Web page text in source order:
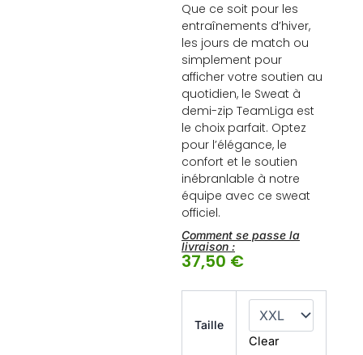
Que ce soit pour les
entraînements d’hiver,
les jours de match ou
simplement pour
afficher votre soutien au
quotidien, le Sweat à
demi-zip TeamLiga est
le choix parfait. Optez
pour l’élégance, le
confort et le soutien
inébranlable à notre
équipe avec ce sweat
officiel.
Comment se passe la
livraison :
37,50 €
Taille
Clear